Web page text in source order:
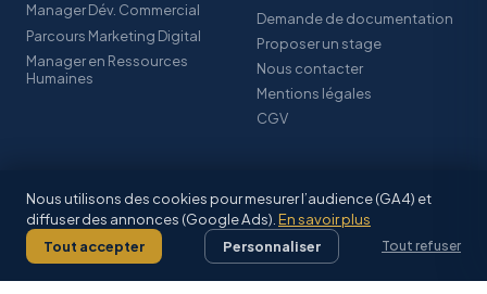
Manager Dév. Commercial
Parcours Marketing Digital
Manager en Ressources
Humaines
Demande de documentation
Proposer un stage
Nous contacter
Mentions légales
CGV
© 2026 IFCE SARL · Association StudyPlus · Certification Qualiopi · CFA
Grand-Est Alsace
Mentions légales
Facebook·Inscriptions 2026–2027
Nous utilisons des cookies pour mesurer l’audience (GA4) et
diffuser des annonces (Google Ads). En savoir plus
Tout accepter Personnaliser Tout refuser